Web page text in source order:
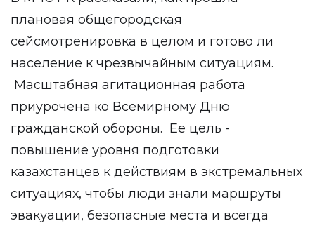
плановая общегородская
сейсмотренировка в целом и готово ли
население к чрезвычайным ситуациям.
Масштабная агитационная работа
приурочена ко Всемирному Дню
гражданской обороны. Ее цель -
повышение уровня подготовки
казахстанцев к действиям в экстремальных
ситуациях, чтобы люди знали маршруты
эвакуации, безопасные места и всегда